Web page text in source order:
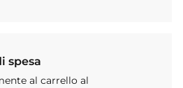
spesa
al carrello al